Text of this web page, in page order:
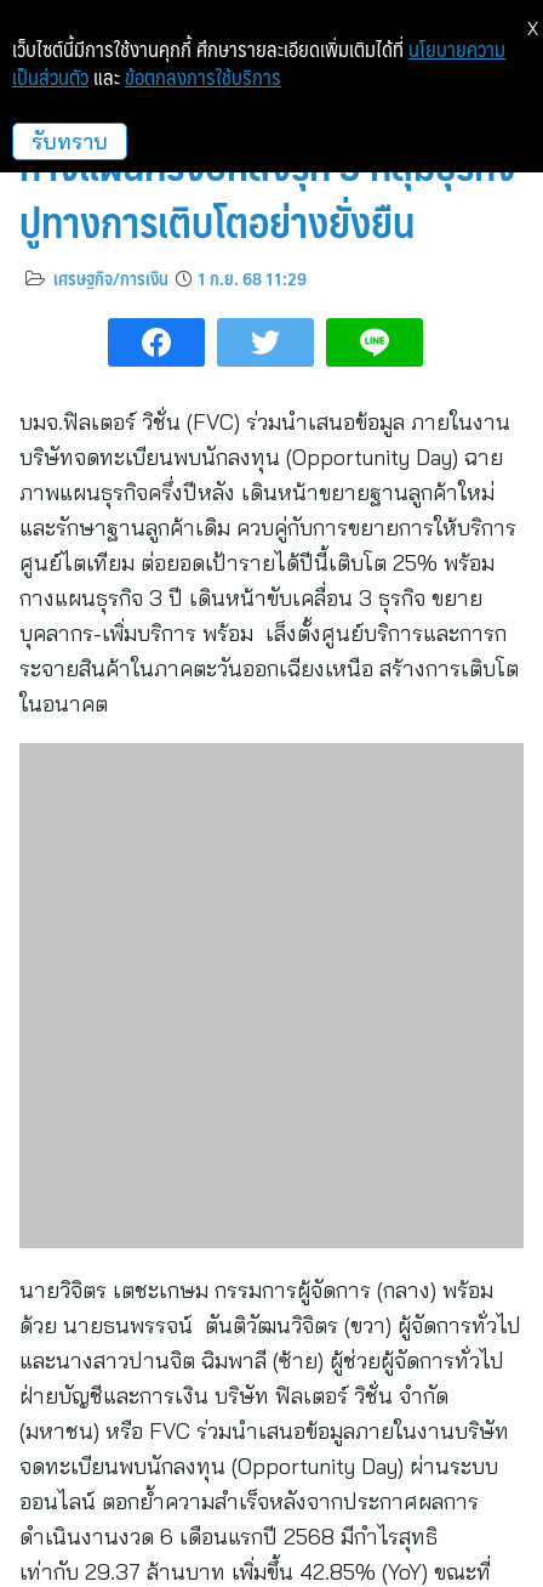
FVC ปักธงรายได้ปีนี้เติบโต 25%
กางแผนครึ่งปีหลังรุก 3 กลุ่มธุรกิจ
ปูทางการเติบโตอย่างยั่งยืน
เศรษฐกิจ/การเงิน 1 ก.ย. 68 11:29
บมจ.ฟิลเตอร์ วิชั่น (FVC) ร่วมนำเสนอข้อมูล ภายในงาน
บริษัทจดทะเบียนพบนักลงทุน (Opportunity Day) ฉาย
ภาพแผนธุรกิจครึ่งปีหลัง เดินหน้าขยายฐานลูกค้าใหม่
และรักษาฐานลูกค้าเดิม ควบคู่กับการขยายการให้บริการ
ศูนย์ไตเทียม ต่อยอดเป้ารายได้ปีนี้เติบโต 25% พร้อม
กางแผนธุรกิจ 3 ปี เดินหน้าขับเคลื่อน 3 ธุรกิจ ขยาย
บุคลากร-เพิ่มบริการ พร้อม เล็งตั้งศูนย์บริการและการก
ระจายสินค้าในภาคตะวันออกเฉียงเหนือ สร้างการเติบโต
ในอนาคต
นายวิจิตร เตชะเกษม กรรมการผู้จัดการ (กลาง) พร้อม
ด้วย นายธนพรรจน์ ตันติวัฒนวิจิตร (ขวา) ผู้จัดการทั่วไป
และนางสาวปานจิต ฉิมพาลี (ซ้าย) ผู้ช่วยผู้จัดการทั่วไป
ฝ่ายบัญชีและการเงิน บริษัท ฟิลเตอร์ วิชั่น จำกัด
(มหาชน) หรือ FVC ร่วมนำเสนอข้อมูลภายในงานบริษัท
จดทะเบียนพบนักลงทุน (Opportunity Day) ผ่านระบบ
ออนไลน์ ตอกย้ำความสำเร็จหลังจากประกาศผลการ
ดำเนินงานงวด 6 เดือนแรกปี 2568 มีกำไรสุทธิ
เท่ากับ 29.37 ล้านบาท เพิ่มขึ้น 42.85% (YoY) ขณะที่
เว็บไซต์นี้มีการใช้งานคุกกี้ ศึกษารายละเอียดเพิ่มเติมได้ที่ นโยบายความ
เป็นส่วนตัว และ ข้อตกลงการใช้บริการ
รับทราบ
X